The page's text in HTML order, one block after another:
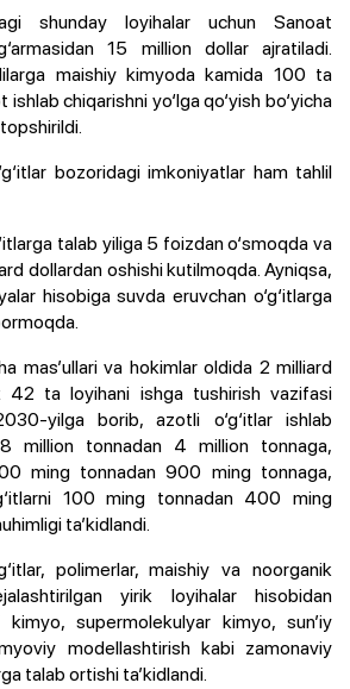
shunday loyihalar uchun Sanoat
15 million dollar ajratiladi.
maishiy kimyoda kamida 100 ta
chiqarishni yo‘lga qo‘yish bo‘yicha
bozoridagi imkoniyatlar ham tahlil
talab yiliga 5 foizdan o‘smoqda va
dollardan oshishi kutilmoqda. Ayniqsa,
hisobiga suvda eruvchan o‘g‘itlarga
mas’ullari va hokimlar oldida 2 milliard
42 ta loyihani ishga tushirish vazifasi
yilga borib, azotli o‘g‘itlar ishlab
million tonnadan 4 million tonnaga,
ming tonnadan 900 ming tonnaga,
100 ming tonnadan 400 ming
ta’kidlandi.
polimerlar, maishiy va noorganik
yirik loyihalar hisobidan
kimyo, supermolekulyar kimyo, sun’iy
modellashtirish kabi zamonaviy
talab ortishi ta’kidlandi.